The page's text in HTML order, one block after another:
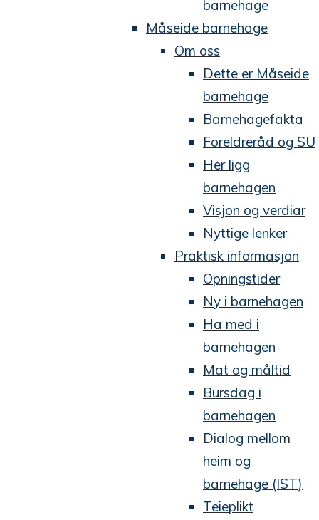
barnehage
Måseide barnehage
Om oss
Dette er Måseide
barnehage
Barnehagefakta
Foreldreråd og SU
Her ligg
barnehagen
Visjon og verdiar
Nyttige lenker
Praktisk informasjon
Opningstider
Ny i barnehagen
Ha med i
barnehagen
Mat og måltid
Bursdag i
barnehagen
Dialog mellom
heim og
barnehage (IST)
Teieplikt